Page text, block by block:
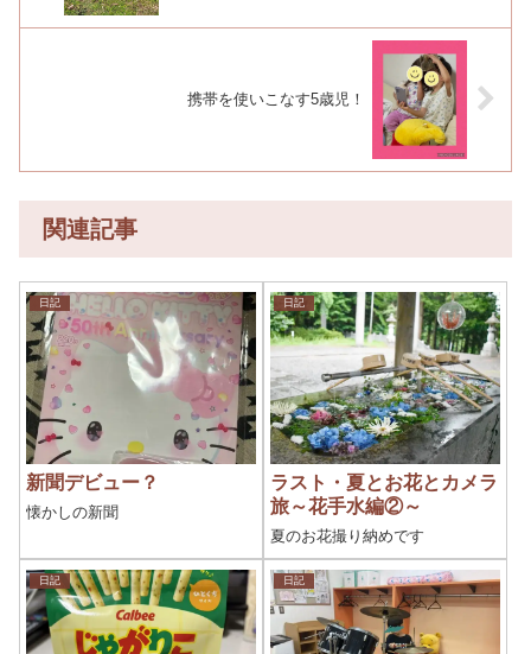
携帯を使いこなす5歳児！
関連記事
日記
新聞デビュー？
懐かしの新聞
日記
ラスト・夏とお花とカメラ
旅～花手水編②～
夏のお花撮り納めです
日記 日記